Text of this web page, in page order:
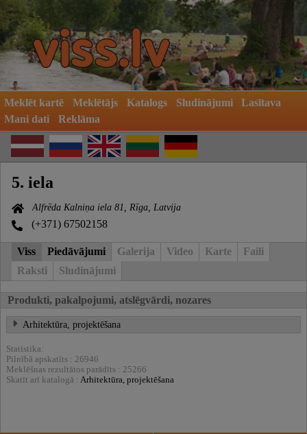
Meklēt kartē Meklētājs Katalogs Sludinājumi
Lasītava
Mani dati
Reklāma
5. iela
Alfrēda Kalniņa iela 81, Rīga, Latvija
(+371) 67502158
Viss Piedāvājumi Galerija Video Karte
Faili
Raksti
Sludinājumi
Produkti, pakalpojumi, atslēgvārdi, nozares
Arhitektūra, projektēšana
Statistika:
Pilnībā apskatīts : 26946
Meklēšnas rezultātos parādīts : 25266
Skatīt arī katalogā : Arhitektūra, projektēšana